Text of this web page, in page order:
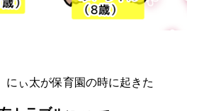
にぃ太が保育園の時に起きた